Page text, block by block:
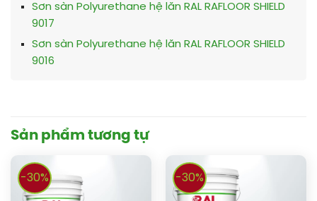
Sơn sàn Polyurethane hệ lăn RAL RAFLOOR SHIELD
9017
Sơn sàn Polyurethane hệ lăn RAL RAFLOOR SHIELD
9016
Sản phẩm tương tự
-30% -30%